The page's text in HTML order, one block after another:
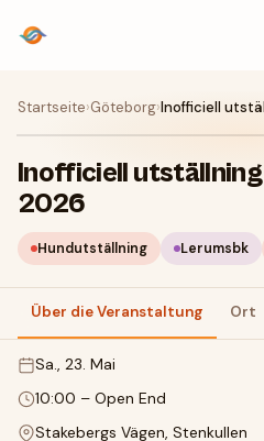
Veranstaltungen
Karte
Locations
Für Veranstalter
Event erstellen
Startseite›Göteborg›Inofficiell
Inofficiell
2026
Hundutställning Lerumsbk
Über die Veranstaltung Ort
Sa., 23. Mai
10:00 – Open End
Stakebergs Vägen, Stenkullen